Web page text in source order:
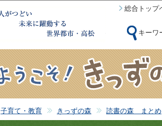
このページの本文へ移
総合トップ
キーワ
子育て・教育 きっずの森 読書の森 まとめ